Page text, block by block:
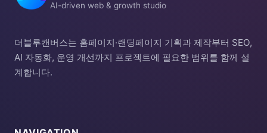
AI-driven web & growth studio
더블루캔버스는 홈페이지·랜딩페이지 기획과 제작부터 SEO,
AI 자동화, 운영 개선까지 프로젝트에 필요한 범위를 함께 설
계합니다.